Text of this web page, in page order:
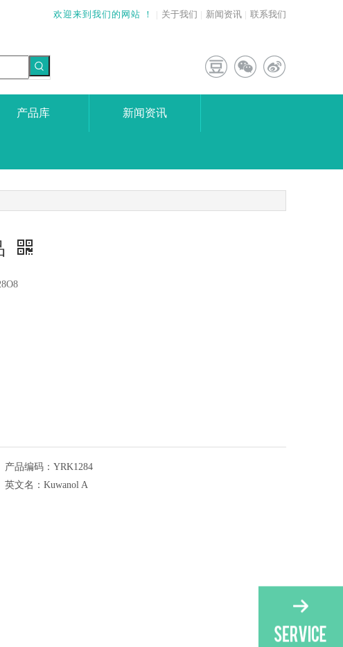
欢迎来到我们的网站 ！ | 关于我们 | 新闻资讯 | 联系我们
产品库 新闻资讯
产品编码： YRK1284
英文名： Kuwanol A